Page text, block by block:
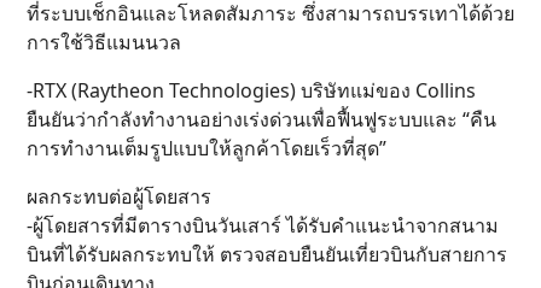
ที่ระบบเช็กอินและโหลดสัมภาระ ซึ่งสามารถบรรเทาได้ด้วย
การใช้วิธีแมนนวล
-RTX (Raytheon Technologies) บริษัทแม่ของ Collins
ยืนยันว่ากำลังทำงานอย่างเร่งด่วนเพื่อฟื้นฟูระบบและ “คืน
การทำงานเต็มรูปแบบให้ลูกค้าโดยเร็วที่สุด”
ผลกระทบต่อผู้โดยสาร
-ผู้โดยสารที่มีตารางบินวันเสาร์ ได้รับคำแนะนำจากสนาม
บินที่ได้รับผลกระทบให้ ตรวจสอบยืนยันเที่ยวบินกับสายการ